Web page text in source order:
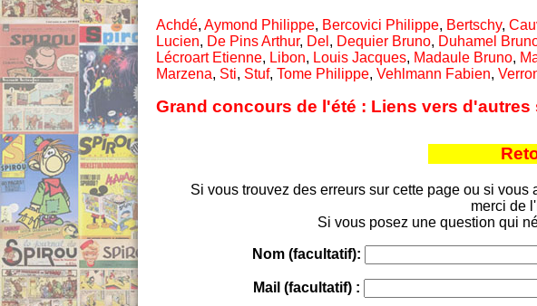
Achdé, Aymond Philippe, Bercovici Philippe, Bertschy,
Lucien, De Pins Arthur, Del , Dequier Bruno, Duhamel
Lécroart Etienne, Libon, Louis Jacques, Madaule Bruno,
Marzena, Sti, Stuf, Tome Philippe, Vehlmann Fabien,
Grand concours de l'été : Liens vers
Si vous trouvez des erreurs sur cette page ou si
merci de
Si vous posez une question qui
Nom (facultatif):
Mail (facultatif) :